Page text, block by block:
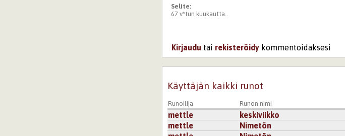
Selite:
67 v*tun kuukautta..
Kirjaudu tai rekisteröidy kommentoidaksesi
Käyttäjän kaikki runot
Runoilija Runon nimi
mettle keskiviikko
mettle
Nimetön